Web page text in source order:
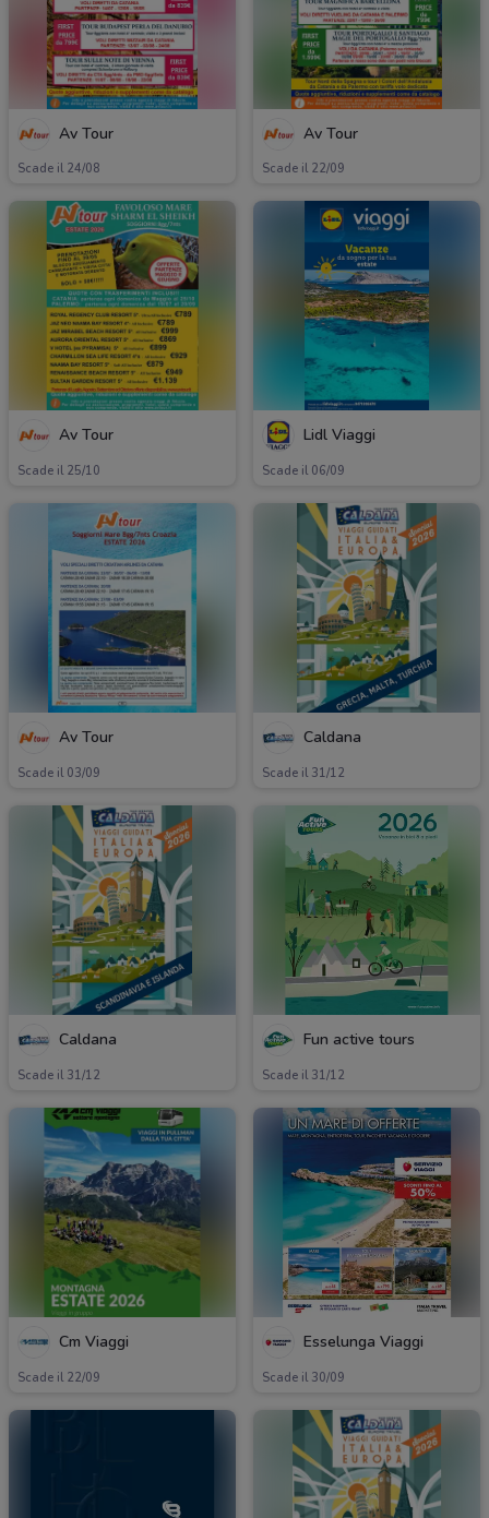
Av Tour
Scade il 24/08
Av Tour
Scade il 22/09
Av Tour
Scade il 25/10
Lidl Viaggi
Scade il 06/09
Av Tour
Scade il 03/09
Caldana
Scade il 31/12
Caldana
Scade il 31/12
Fun active tours
Scade il 31/12
Cm Viaggi
Scade il 22/09
Esselunga Viaggi
Scade il 30/09